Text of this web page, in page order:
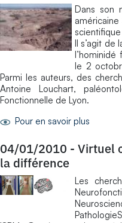
Dans son
américaine
Il s’agit de
l’hominidé
le 2
Parmi les auteurs, des
Antoine Louchart,
Fonctionnelle de Lyon.
Pour en savoir plus
04/01/2010 - Virtuel
la différence
Les